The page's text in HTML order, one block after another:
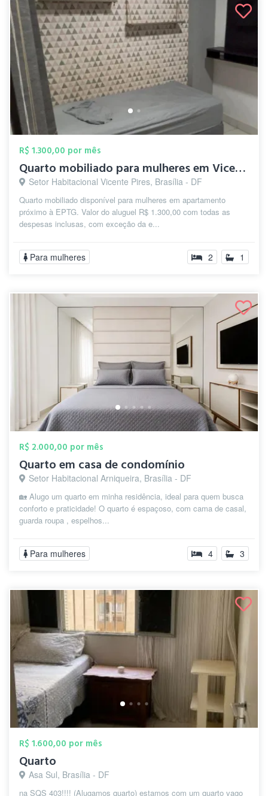
R$ 1.300,00 por mês
Quarto mobiliado para mulheres em Vicent...
Setor Habitacional Vicente Pires, Brasília - DF
Quarto mobiliado disponível para mulheres em apartamento
próximo à EPTG. Valor do aluguel R$ 1.300,00 com todas as
despesas inclusas, com exceção da e...
Para mulheres 2 1
R$ 2.000,00 por mês
Quarto em casa de condomínio
Setor Habitacional Arniqueira, Brasília - DF
🏡 Alugo um quarto em minha residência, ideal para quem busca
conforto e praticidade! O quarto é espaçoso, com cama de casal,
guarda roupa , espelhos...
Para mulheres 4 3
R$ 1.600,00 por mês
Quarto
Asa Sul, Brasília - DF
na SQS 403!!!! (Alugamos quarto) estamos com um quarto vago